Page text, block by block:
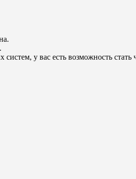
у вас есть возможность